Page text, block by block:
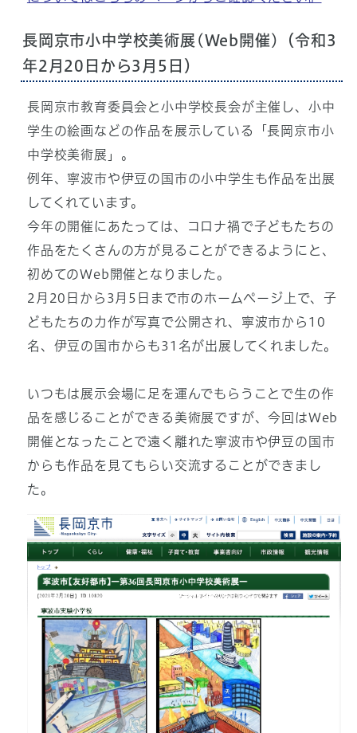
長岡京市小中学校美術展(Web開催)（令和3
年2月20日から3月5日）
長岡京市教育委員会と小中学校長会が主催し、小中
学生の絵画などの作品を展示している「長岡京市小
中学校美術展」。
例年、寧波市や伊豆の国市の小中学生も作品を出展
してくれています。
今年の開催にあたっては、コロナ禍で子どもたちの
作品をたくさんの方が見ることができるようにと、
初めてのWeb開催となりました。
2月20日から3月5日まで市のホームページ上で、子
どもたちの力作が写真で公開され、寧波市から10
名、伊豆の国市からも31名が出展してくれました。
いつもは展示会場に足を運んでもらうことで生の作
品を感じることができる美術展ですが、今回はWeb
開催となったことで遠く離れた寧波市や伊豆の国市
からも作品を見てもらい交流することができまし
た。